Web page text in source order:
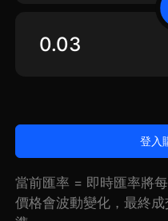
登入
當前匯率 = 即時匯率將
價格會波動變化，最終